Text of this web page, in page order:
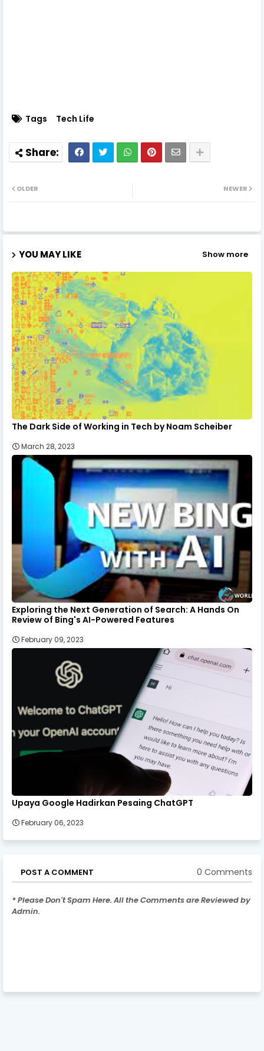
Tags Tech Life
NEWER
OLDER
YOU MAY LIKE Show more
The Dark Side of Working in Tech by Noam Scheiber
March 28, 2023
Exploring the Next Generation of Search: A Hands On
Review of Bing's AI-Powered Features
February 09, 2023
Upaya Google Hadirkan Pesaing ChatGPT
February 06, 2023
POST A COMMENT 0 Comments
* Please Don't Spam Here. All the Comments are Reviewed by
Admin.